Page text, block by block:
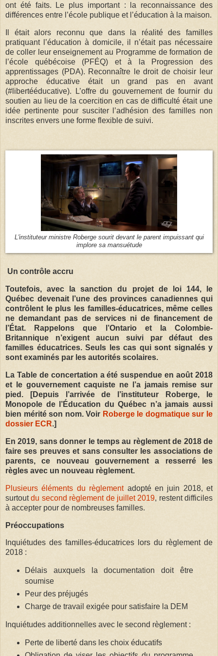
ont été faits. Le plus important : la reconnaissance des
différences entre l’école publique et l’éducation à la maison.
Il était alors reconnu que dans la réalité des familles
pratiquant l’éducation à domicile, il n’était pas nécessaire
de coller leur enseignement au Programme de formation de
l’école québécoise (PFÉQ) et à la Progression des
apprentissages (PDA). Reconnaître le droit de choisir leur
approche éducative était un grand pas en avant
(#libertééducative). L’offre du gouvernement de fournir du
soutien au lieu de la coercition en cas de difficulté était une
idée pertinente pour susciter l’adhésion des familles non
inscrites envers une forme flexible de suivi.
L'instituteur ministre Roberge sourit devant le parent impuissant qui
implore sa mansuétude
Un contrôle accru
Toutefois, avec la sanction du projet de loi 144, le
Québec devenait l’une des provinces canadiennes qui
contrôlent le plus les familles-éducatrices, même celles
ne demandant pas de services ni de financement de
l’État. Rappelons que l’Ontario et la Colombie-
Britannique n’exigent aucun suivi par défaut des
familles éducatrices. Seuls les cas qui sont signalés y
sont examinés par les autorités scolaires.
La Table de concertation a été suspendue en août 2018
et le gouvernement caquiste ne l’a jamais remise sur
pied. [Depuis l’arrivée de l’instituteur Roberge, le
Monopole de l’Éducation du Québec n’a jamais aussi
bien mérité son nom. Voir Roberge le dogmatique sur le
dossier ECR.]
En 2019, sans donner le temps au règlement de 2018 de
faire ses preuves et sans consulter les associations de
parents, ce nouveau gouvernement a resserré les
règles avec un nouveau règlement.
Plusieurs éléments du règlementadopté en juin 2018, et
surtoutdu second règlement de juillet 2019, restent difficiles
à accepter pour de nombreuses familles.
Préoccupations
Inquiétudes des familles-éducatrices lors du règlement de
2018 :
Délais auxquels la documentation doit être
soumise
Peur des préjugés
Charge de travail exigée pour satisfaire la DEM
Inquiétudes additionnelles avec le second règlement :
Perte de liberté dans les choix éducatifs